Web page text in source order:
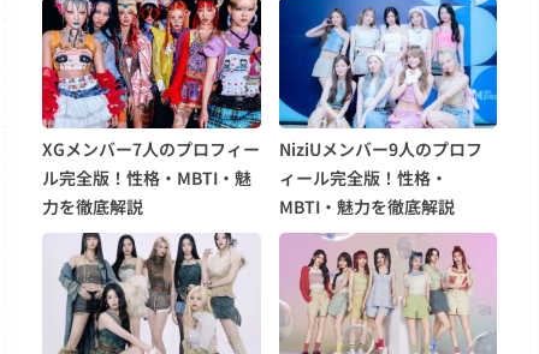
XGメンバー7人のプロフィー
ル完全版！性格・MBTI・魅
力を徹底解説
NiziUメンバー9人のプロフ
ィール完全版！性格・
MBTI・魅力を徹底解説